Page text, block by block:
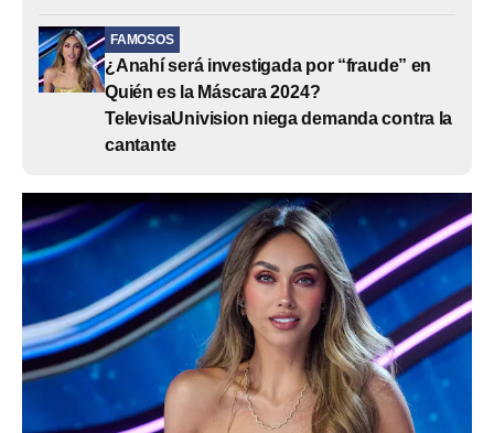
FAMOSOS
¿Anahí será investigada por “fraude” en
Quién es la Máscara 2024?
TelevisaUnivision niega demanda contra la
cantante